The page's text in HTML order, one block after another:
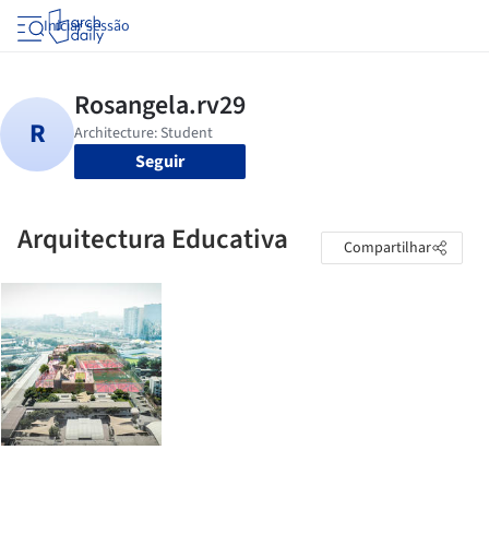
Iniciar sessão
Seguir
Arquitectura Educativa Compartilhar